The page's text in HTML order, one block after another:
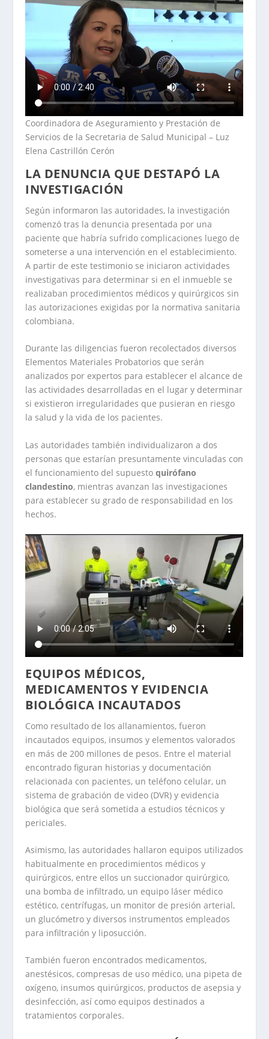
Coordinadora de Aseguramiento y Prestación de
Servicios de la Secretaria de Salud Municipal – Luz
Elena Castrillón Cerón
LA DENUNCIA QUE DESTAPÓ LA
INVESTIGACIÓN
Según informaron las autoridades, la investigación
comenzó tras la denuncia presentada por una
paciente que habría sufrido complicaciones luego de
someterse a una intervención en el establecimiento.
A partir de este testimonio se iniciaron actividades
investigativas para determinar si en el inmueble se
realizaban procedimientos médicos y quirúrgicos sin
las autorizaciones exigidas por la normativa sanitaria
colombiana.
Durante las diligencias fueron recolectados diversos
Elementos Materiales Probatorios que serán
analizados por expertos para establecer el alcance de
las actividades desarrolladas en el lugar y determinar
si existieron irregularidades que pusieran en riesgo
la salud y la vida de los pacientes.
Las autoridades también individualizaron a dos
personas que estarían presuntamente vinculadas con
el funcionamiento del supuestoquirófano
clandestino, mientras avanzan las investigaciones
para establecer su grado de responsabilidad en los
hechos.
EQUIPOS MÉDICOS,
MEDICAMENTOS Y EVIDENCIA
BIOLÓGICA INCAUTADOS
Como resultado de los allanamientos, fueron
incautados equipos, insumos y elementos valorados
en más de 200 millones de pesos. Entre el material
encontrado figuran historias y documentación
relacionada con pacientes, un teléfono celular, un
sistema de grabación de video (DVR) y evidencia
biológica que será sometida a estudios técnicos y
periciales.
Asimismo, las autoridades hallaron equipos utilizados
habitualmente en procedimientos médicos y
quirúrgicos, entre ellos un succionador quirúrgico,
una bomba de infiltrado, un equipo láser médico
estético, centrífugas, un monitor de presión arterial,
un glucómetro y diversos instrumentos empleados
para infiltración y liposucción.
También fueron encontrados medicamentos,
anestésicos, compresas de uso médico, una pipeta de
oxígeno, insumos quirúrgicos, productos de asepsia y
desinfección, así como equipos destinados a
tratamientos corporales.